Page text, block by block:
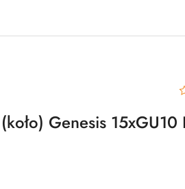
Genesis 15xGU10